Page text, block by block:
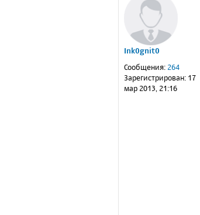
Ink0gnit0
Сообщения: 264
Зарегистрирован: 17
мар 2013, 21:16